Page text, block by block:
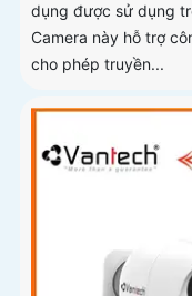
dụng được sử dụng
Camera này hỗ trợ
cho phép truyền...